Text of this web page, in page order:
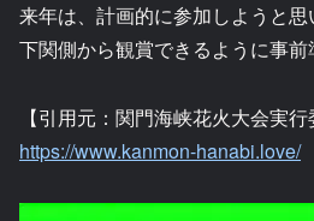
来年は、計画的に参加しようと思
下関側から観賞できるように事前
【引用元：関門海峡花火大会実行
https://www.kanmon-hanabi.love/